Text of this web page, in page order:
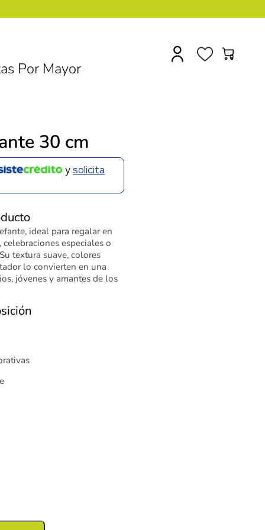
Por Mayor
0
30 cm
ysolicita
ideal para regalar en
especiales o
textura suave, colores
lo convierten en una
jóvenes y amantes de los